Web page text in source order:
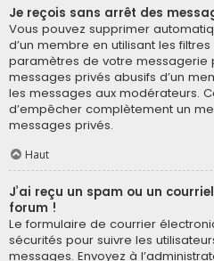
Je reçois sans arrêt des
Vous pouvez supprimer
d’un membre en utilisant les
paramètres de votre messagerie
messages privés abusifs d’un
les messages aux modérateurs.
d’empêcher complètement un
messages privés.
Haut
J’ai reçu un spam ou un
forum !
Le formulaire de courrier
sécurités pour suivre les
messages. Envoyez à